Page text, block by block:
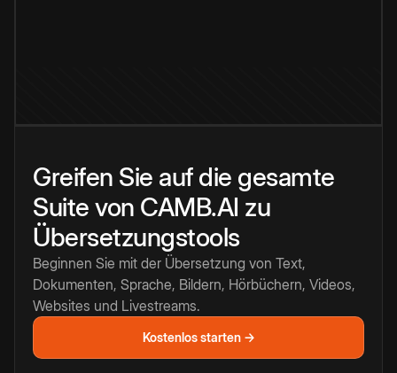
Greifen Sie auf die gesamte
Suite von CAMB.AI zu
Übersetzungstools
Beginnen Sie mit der Übersetzung von Text,
Dokumenten, Sprache, Bildern, Hörbüchern, Videos,
Websites und Livestreams.
Kostenlos starten →